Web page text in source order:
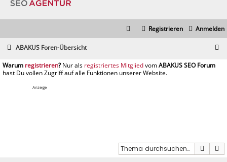
Anmelden
Registrieren
ABAKUS Foren-Übersicht
registrieren registriertes Mitglied
Anzeige
Suche